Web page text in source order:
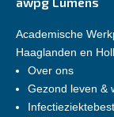
Academische
Haaglanden en
Over ons
Gezond leven &